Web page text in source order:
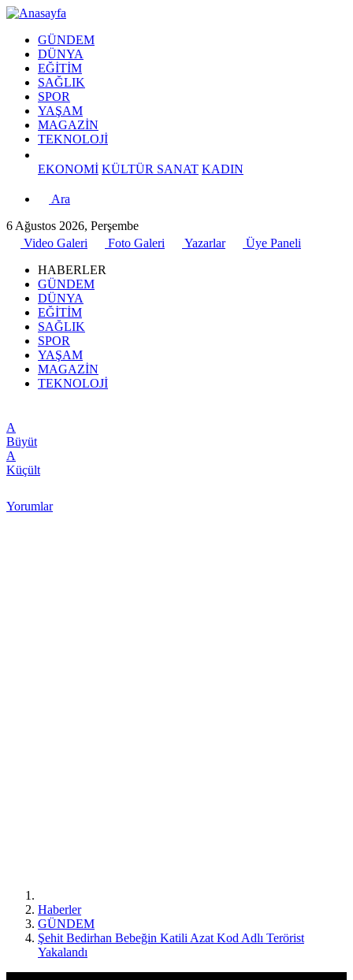
GÜNDEM
DÜNYA
EĞİTİM
SAĞLIK
SPOR
YAŞAM
MAGAZİN
TEKNOLOJİ
EKONOMİ KÜLTÜR SANAT KADIN
Ara
6 Ağustos 2026, Perşembe
Video Galeri
Foto Galeri Yazarlar
Üye Paneli
HABERLER
GÜNDEM
DÜNYA
EĞİTİM
SAĞLIK
SPOR
YAŞAM
MAGAZİN
TEKNOLOJİ
A
Büyüt
A
Küçült
Yorumlar
Haberler
GÜNDEM
Şehit Bedirhan Bebeğin Katili Azat Kod Adlı Terörist
Yakalandı